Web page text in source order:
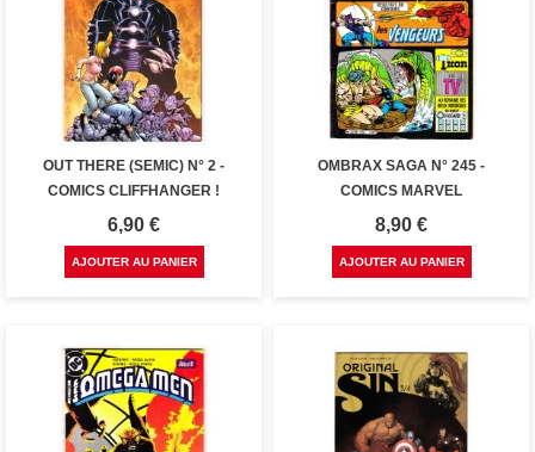
OUT THERE (SEMIC) N° 2 -
COMICS CLIFFHANGER !
Prix
6,90 €
AJOUTER AU PANIER
OMBRAX SAGA N° 245 -
COMICS MARVEL
Prix
8,90 €
AJOUTER AU PANIER